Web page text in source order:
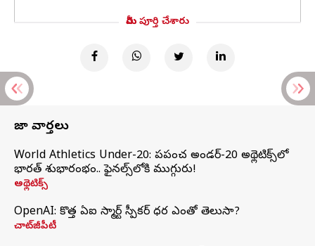
మీరు పూర్తి చేశారు
తాజా వార్తలు
World Athletics Under-20: ప్రపంచ అండర్-20 అథ్లెటిక్స్‌లో
భారత్‌ శుభారంభం.. ఫైనల్స్‌లోకి ముగ్గురు!
అథ్లెటిక్స్
OpenAI: కొత్త ఏఐ స్మార్ట్ స్పీకర్ ధర ఎంతో తెలుసా?
చాట్‌జీపీటీ